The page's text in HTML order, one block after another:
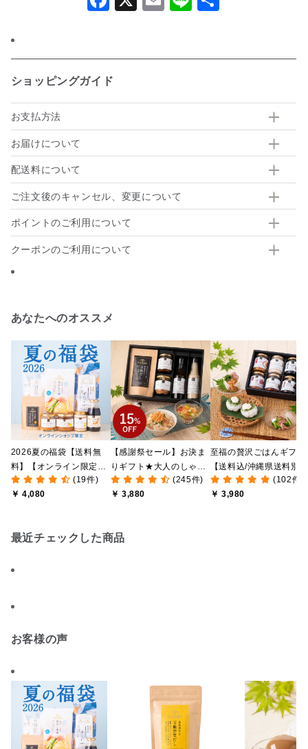
ショッピングガイド
お支払方法
お届けについて
配送料について
ご注文後のキャンセル、変更について
ポイントのご利用について
クーポンのご利用について
あなたへのオススメ
2026夏の福袋【送料無
料】【オンライン限定】
【ポイントキャンペーン
実施中】【のし・ラッピ
(19件)
￥ 4,080
【感謝祭セール】お決ま
りギフト★大人のしゃけ
しゃけめんたい入り【送
料込/沖縄県送料別途】
(245件)
￥ 3,880
至福の贅沢ごはんギフト
【送料込/沖縄県送料別
途】【化粧箱包装付/オン
ライン限定】
(102件)
￥ 3,980
最近チェックした商品
お客様の声